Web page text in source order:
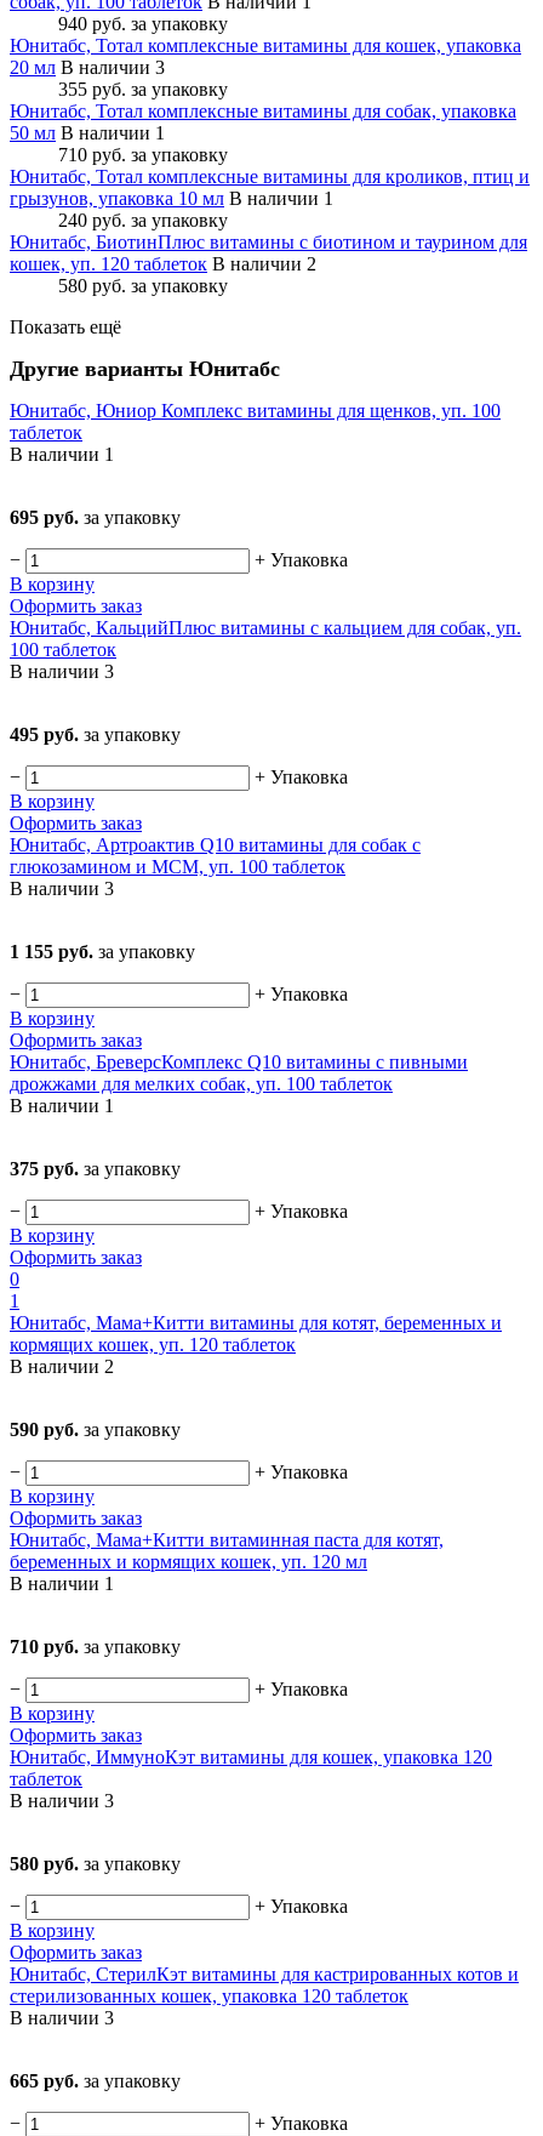
940 руб. за упаковку
Юнитабс, Тотал комплексные витамины для кошек, упаковка
20 мл В наличии 3
355 руб. за упаковку
Юнитабс, Тотал комплексные витамины для собак, упаковка
50 мл В наличии 1
710 руб. за упаковку
Юнитабс, Тотал комплексные витамины для кроликов, птиц и
грызунов, упаковка 10 мл В наличии 1
240 руб. за упаковку
Юнитабс, БиотинПлюс витамины с биотином и таурином для
кошек, уп. 120 таблеток В наличии 2
580 руб. за упаковку
Показать ещё
Другие варианты Юнитабс
Юнитабс, Юниор Комплекс витамины для щенков, уп. 100
таблеток
В наличии 1
695 руб. за упаковку
− + Упаковка
В корзину
Оформить заказ
Юнитабс, КальцийПлюс витамины с кальцием для собак, уп.
100 таблеток
В наличии 3
495 руб. за упаковку
− + Упаковка
В корзину
Оформить заказ
Юнитабс, Артроактив Q10 витамины для собак с
глюкозамином и МСМ, уп. 100 таблеток
В наличии 3
1 155 руб. за упаковку
− + Упаковка
В корзину
Оформить заказ
Юнитабс, БреверсКомплекс Q10 витамины с пивными
дрожжами для мелких собак, уп. 100 таблеток
В наличии 1
375 руб. за упаковку
− + Упаковка
В корзину
Оформить заказ
0
1
Юнитабс, Мама+Китти витамины для котят, беременных и
кормящих кошек, уп. 120 таблеток
В наличии 2
590 руб. за упаковку
− + Упаковка
В корзину
Оформить заказ
Юнитабс, Мама+Китти витаминная паста для котят,
беременных и кормящих кошек, уп. 120 мл
В наличии 1
710 руб. за упаковку
− + Упаковка
В корзину
Оформить заказ
Юнитабс, ИммуноКэт витамины для кошек, упаковка 120
таблеток
В наличии 3
580 руб. за упаковку
− + Упаковка
В корзину
Оформить заказ
Юнитабс, СтерилКэт витамины для кастрированных котов и
стерилизованных кошек, упаковка 120 таблеток
В наличии 3
665 руб. за упаковку
− + Упаковка